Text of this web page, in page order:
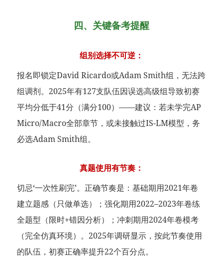
四、关键备考提醒
组别选择不可逆：
报名即锁定David Ricardo或Adam Smith组，无法跨
组调剂。2025年有127支队伍因误选高级组导致初赛
平均分低于41分（满分100）——建议：若未学完AP
Micro/Macro全部章节，或未接触过IS-LM模型，务
必选Adam Smith组。
真题使用有节奏：
切忌‘一次性刷完’。正确节奏是：基础期用2021年卷
建立题感（只做单选）；强化期用2022–2023年卷练
全题型（限时+错因分析）；冲刺期用2024年卷模考
（完全仿真环境）。2025年调研显示，按此节奏使用
的队伍，初赛正确率提升22个百分点。